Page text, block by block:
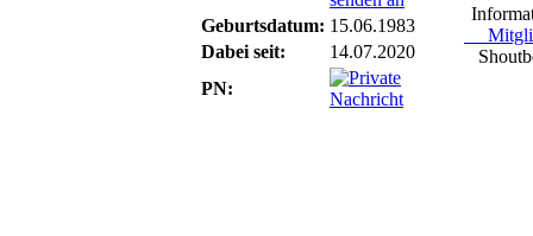
Geburtsdatum: 15.06.1983
Dabei seit:
14.07.2020
PN: